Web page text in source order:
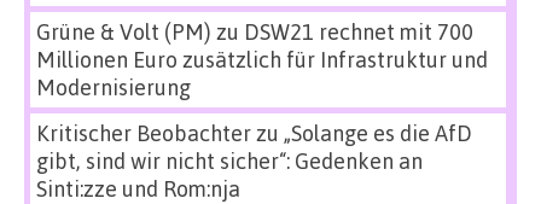
Grüne & Volt (PM) zu DSW21 rechnet mit 700
Millionen Euro zusätzlich für Infrastruktur und
Modernisierung
Kritischer Beobachterzu „Solange es die AfD
gibt, sind wir nicht sicher“: Gedenken an
Sinti:zze und Rom:nja